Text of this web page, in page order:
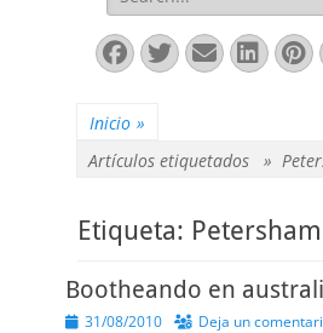
Facebook
Twitter
Correo
Inicio »
Artículos etiquetados »
Etiqueta: Petersham
Bootheando en
Publicado
31/08/2010 Deja un